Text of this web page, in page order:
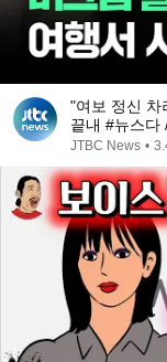
"여보 정신
끝내 #뉴스다
JTBC News •